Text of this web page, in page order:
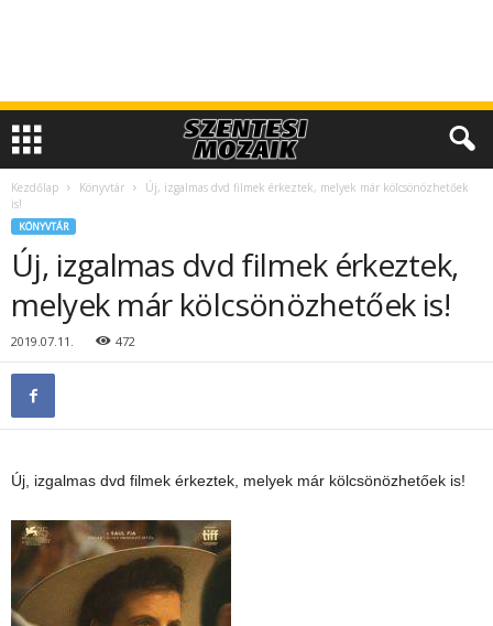
Kezdőlap Könyvtár
Új, izgalmas dvd filmek érkeztek, melyek már kölcsönözhetőek
is!
KÖNYVTÁR
Új, izgalmas dvd filmek érkeztek,
melyek már kölcsönözhetőek is!
2019.07.11. 472
Új, izgalmas dvd filmek érkeztek, melyek már kölcsönözhetőek is!